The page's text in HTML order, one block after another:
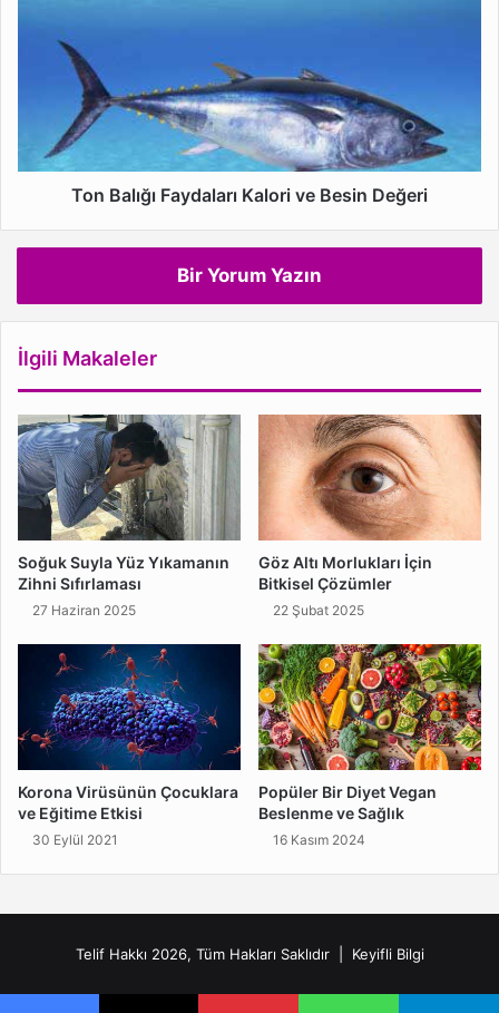
Faydaları
Ton Balığı Faydaları Kalori ve Besin Değeri
Bir Yorum Yazın
İlgili Makaleler
Soğuk Suyla Yüz Yıkamanın
Zihni Sıfırlaması
27 Haziran 2025
Göz Altı Morlukları İçin
Bitkisel Çözümler
22 Şubat 2025
Korona Virüsünün Çocuklara
ve Eğitime Etkisi
30 Eylül 2021
Popüler Bir Diyet Vegan
Beslenme ve Sağlık
16 Kasım 2024
Telif Hakkı 2026, Tüm Hakları Saklıdır | Keyifli Bilgi